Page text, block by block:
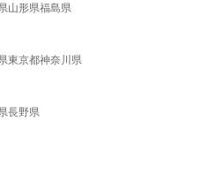
山形県福島県
東京都神奈川県
長野県